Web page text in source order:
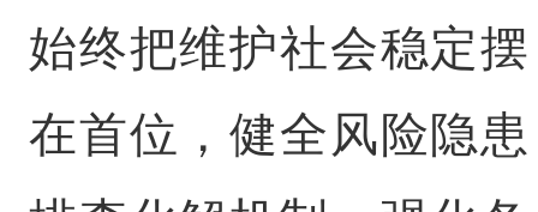
始终把维护社会稳定摆
在首位，健全风险隐患